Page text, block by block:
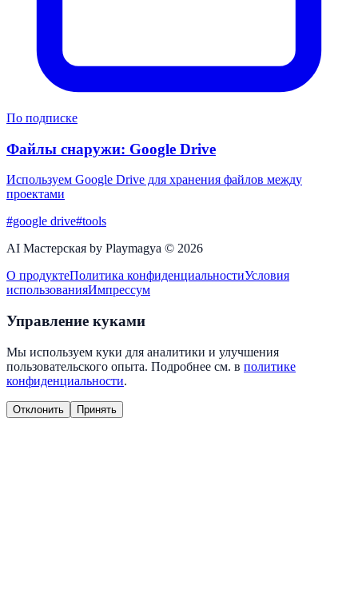
По подписке
Файлы снаружи: Google Drive
Используем Google Drive для хранения файлов между
проектами
#google drive#tools
AI Мастерская by Playmagya © 2026
О продуктеПолитика конфиденциальностиУсловия
использованияИмпрессум
Управление куками
Мы используем куки для аналитики и улучшения
пользовательского опыта. Подробнее см. в политике
конфиденциальности.
Отклонить Принять